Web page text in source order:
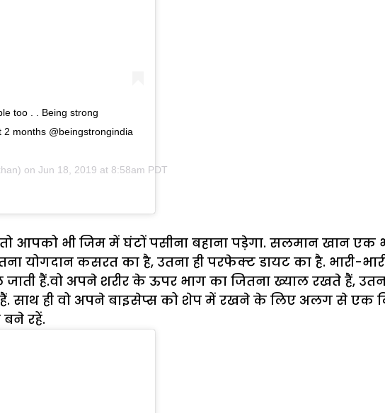
too . . Being strong
months @beingstrongindia
on Jun 18, 2019 at 8:58am PDT
आपको भी जिम में घंटों पसीना बहाना पड़ेगा. सलमान खान एक
योगदान कसरत का है, उतना ही परफेक्ट डायट का है. भारी-
हैं.वो अपने शरीर के ऊपर भाग का जितना ख्याल रखते हैं,
साथ ही वो अपने बाइसेप्स को शेप में रखने के लिए अलग से एक
रहें.